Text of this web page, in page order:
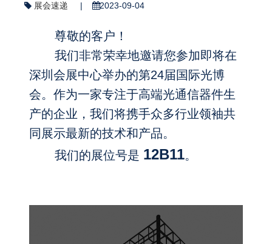
展会速递 | 2023-09-04
尊敬的客户！
我们非常荣幸地邀请您参加即将在
深圳会展中心举办的第24届国际光博
会。作为一家专注于高端光通信器件生
产的企业， 我们将携手众多行业领袖共
同展示最新的技术和产品。
我们的展位号是 12B11。